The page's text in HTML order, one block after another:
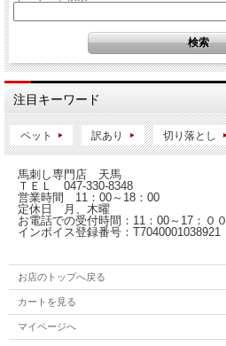
注目キーワード
ペット 訳あり 切り落とし
馬刺し専門店 天馬
ＴＥＬ 047-330-8348
営業時間 11：00～18：00
定休日 月、木曜
お電話での受付時間：11：00～17：００
インボイス登録番号：T7040001038921
お店のトップへ戻る
カートを見る
マイページへ